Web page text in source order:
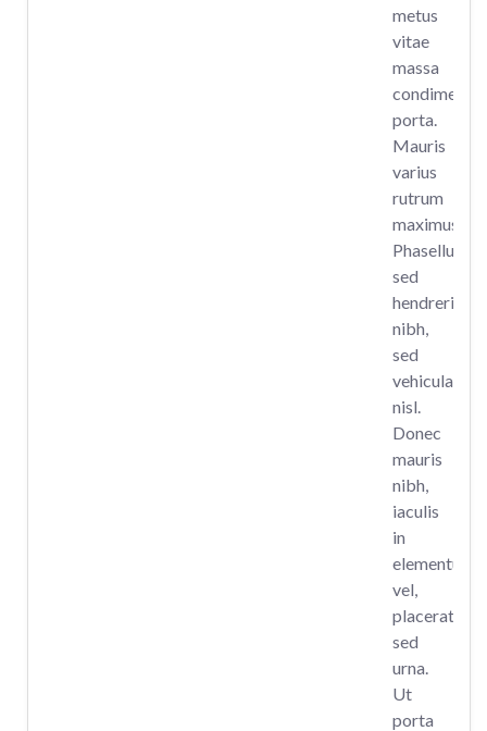
metus
vitae
massa
porta.
Mauris
varius
rutrum
maximus.
Phasellus
sed
hendrerit
nibh,
sed
vehicula
nisl.
Donec
mauris
nibh,
iaculis
in
elementum
vel,
placerat
sed
urna.
Ut
porta